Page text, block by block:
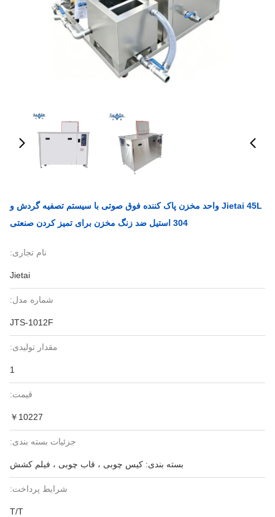
Jietai 45L واحد مخزن پاک کننده فوق صوتی با سیستم تصفیه گردش و
304 استیل ضد زنگ مخزن برای تمیز کردن صنعتی
نام تجاری:
Jietai
شماره مدل:
JTS-1012F
مقدار تولیدی:
1
قیمت:
￥10227
جزئیات بسته بندی:
بسته بندی: کیس چوبی ، قاب چوبی ، فیلم کشش
شرایط پرداخت:
T/T